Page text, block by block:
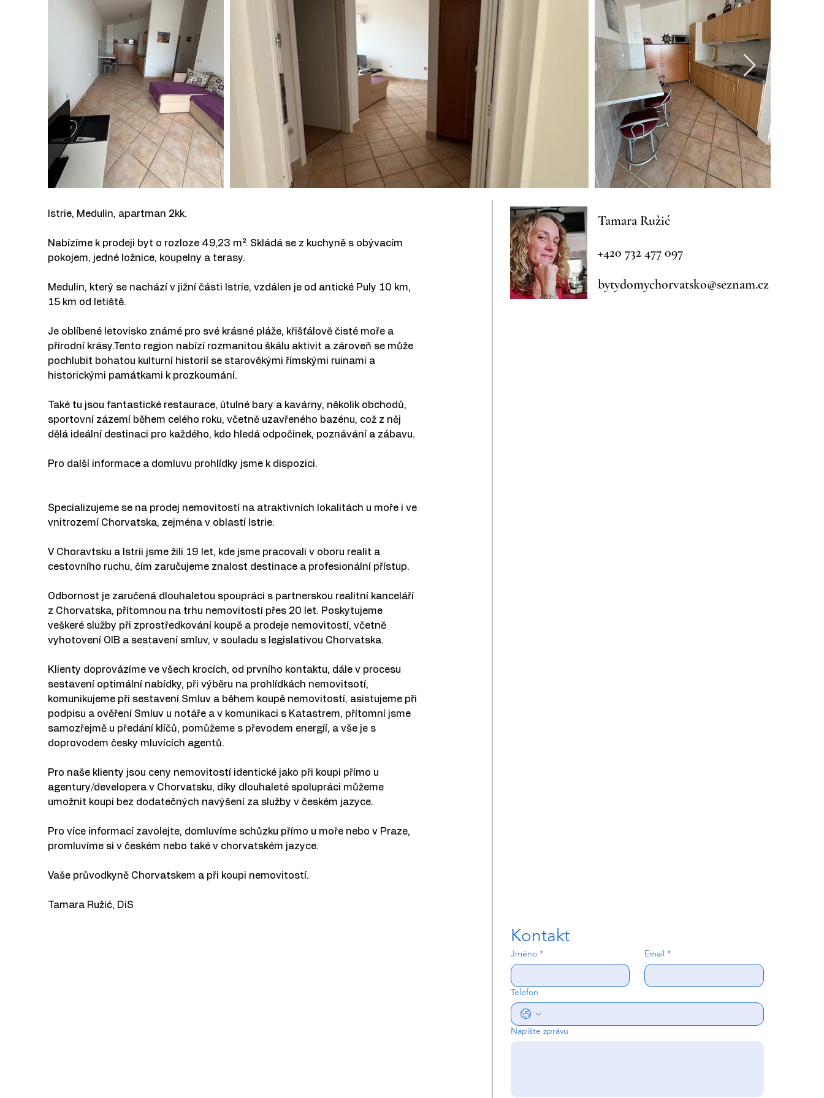
Istrie, Medulin, apartman 2kk.
Nabízíme k prodeji byt o rozloze 49,23 m². Skládá se z kuchyně s obývacím
pokojem, jedné ložnice, koupelny a terasy.
Medulin, který se nachází v jižní části Istrie, vzdálen je od antické Puly 10 km,
15 km od letiště.
Je oblíbené letovisko známé pro své krásné pláže, křišťálově čisté moře a
přírodní krásy.Tento region nabízí rozmanitou škálu aktivit a zároveň se může
pochlubit bohatou kulturní historií se starověkými římskými ruinami a
historickými památkami k prozkoumání.
Také tu jsou fantastické restaurace, útulné bary a kavárny, několik obchodů,
sportovní zázemí během celého roku, včetně uzavřeného bazénu, což z něj
dělá ideální destinaci pro každého, kdo hledá odpočinek, poznávání a zábavu.
Pro další informace a domluvu prohlídky jsme k dispozici.
Specializujeme se na prodej nemovitostí na atraktivních lokalitách u moře i ve
vnitrozemí Chorvatska, zejména v oblastí Istrie.
V Choravtsku a Istrii jsme žili 19 let, kde jsme pracovali v oboru realit a
cestovního ruchu, čím zaručujeme znalost destinace a profesionální přístup.
Odbornost je zaručená dlouhaletou spoupráci s partnerskou realitní kanceláří
z Chorvatska, přítomnou na trhu nemovitostí přes 20 let. Poskytujeme
veškeré služby při zprostředkování koupě a prodeje nemovitostí, včetně
vyhotovení OIB a sestavení smluv, v souladu s legislativou Chorvatska.
Klienty doprovázíme ve všech krocích, od prvního kontaktu, dále v procesu
sestavení optimální nabídky, při výběru na prohlídkách nemovitsotí,
komunikujeme při sestavení Smluv a během koupě nemovitostí, asistujeme při
podpisu a ověření Smluv u notáře a v komunikaci s Katastrem, přítomní jsme
samozřejmě u předání klíčů, pomůžeme s převodem energíí, a vše je s
doprovodem česky mluvících agentů.
Pro naše klienty jsou ceny nemovitostí identické jako při koupi přímo u
agentury/developera v Chorvatsku, díky dlouhaleté spolupráci můžeme
umožnit koupi bez dodatečných navýšení za služby v českém jazyce.
Pro více informací zavolejte, domluvíme schůzku přímo u moře nebo v Praze,
promluvíme si v českém nebo také v chorvatském jazyce.
Vaše průvodkyně Chorvatskem a při koupi nemovitostí.
Tamara Ružić, DiS
Tamara Ružić
+420 732 477 097
bytydomychorvatsko@seznam.cz
Kontakt
Jméno * Email *
Telefon
Napište zprávu